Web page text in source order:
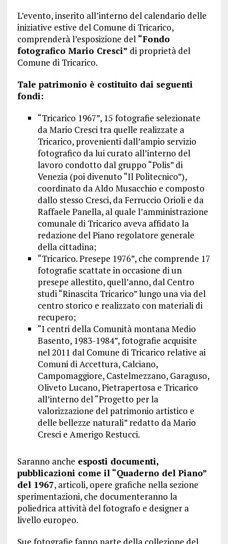
L’evento, inserito all’interno del calendario delle
iniziative estive del Comune di Tricarico,
comprenderà l’esposizione del “Fondo
fotografico Mario Cresci” di proprietà del
Comune di Tricarico.
Tale patrimonio è costituito dai seguenti
fondi:
“Tricarico 1967”, 15 fotografie selezionate
da Mario Cresci tra quelle realizzate a
Tricarico, provenienti dall’ampio servizio
fotografico da lui curato all’interno del
lavoro condotto dal gruppo “Polis” di
Venezia (poi divenuto “Il Politecnico”),
coordinato da Aldo Musacchio e composto
dallo stesso Cresci, da Ferruccio Orioli e da
Raffaele Panella, al quale l’amministrazione
comunale di Tricarico aveva affidato la
redazione del Piano regolatore generale
della cittadina;
“Tricarico. Presepe 1976”, che comprende 17
fotografie scattate in occasione di un
presepe allestito, quell’anno, dal Centro
studi “Rinascita Tricarico” lungo una via del
centro storico e realizzato con materiali di
recupero;
“I centri della Comunità montana Medio
Basento, 1983-1984”, fotografie acquisite
nel 2011 dal Comune di Tricarico relative ai
Comuni di Accettura, Calciano,
Campomaggiore, Castelmezzano, Garaguso,
Oliveto Lucano, Pietrapertosa e Tricarico
all’interno del “Progetto per la
valorizzazione del patrimonio artistico e
delle bellezze naturali” redatto da Mario
Cresci e Amerigo Restucci.
Saranno anche esposti documenti,
pubblicazioni come il “Quaderno del Piano”
del 1967, articoli, opere grafiche nella sezione
sperimentazioni, che documenteranno la
poliedrica attività del fotografo e designer a
livello europeo.